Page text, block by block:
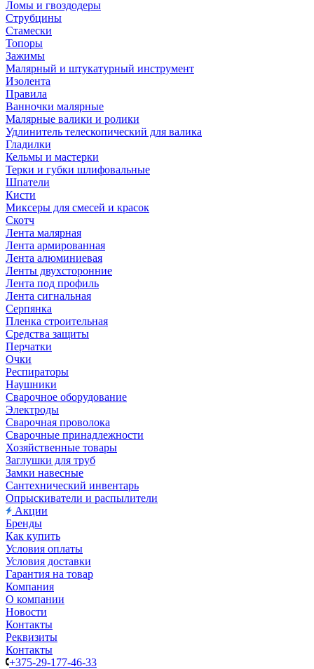
Ломы и гвоздодеры
Струбцины
Стамески
Топоры
Зажимы
Малярный и штукатурный инструмент
Изолента
Правила
Ванночки малярные
Малярные валики и ролики
Удлинитель телескопический для валика
Гладилки
Кельмы и мастерки
Терки и губки шлифовальные
Шпатели
Кисти
Миксеры для смесей и красок
Скотч
Лента малярная
Лента армированная
Лента алюминиевая
Ленты двухсторонние
Лента под профиль
Лента сигнальная
Серпянка
Пленка строительная
Средства защиты
Перчатки
Очки
Респираторы
Наушники
Сварочное оборудование
Электроды
Сварочная проволока
Сварочные принадлежности
Хозяйственные товары
Заглушки для труб
Замки навесные
Сантехнический инвентарь
Опрыскиватели и распылители
Акции
Бренды
Как купить
Условия оплаты
Условия доставки
Гарантия на товар
Компания
О компании
Новости
Контакты
Реквизиты
Контакты
+375-29-177-46-33